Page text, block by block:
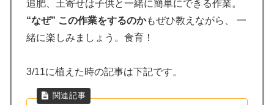
追肥、土寄せは子供と一緒に簡単にできる作業。
“なぜ” この作業をするのかもぜひ教えながら、 一
緒に楽しみましょう。食育！
3/11に植えた時の記事は下記です。